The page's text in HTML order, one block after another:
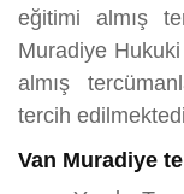
eğitimi almış
Muradiye
almış
tercih
Van Muradiye